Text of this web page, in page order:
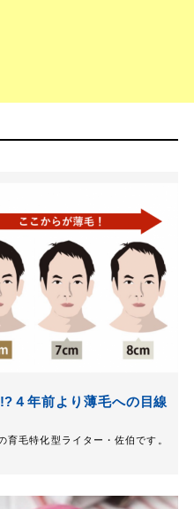
４年前より薄毛への目線
育毛特化型ライター・佐伯です。